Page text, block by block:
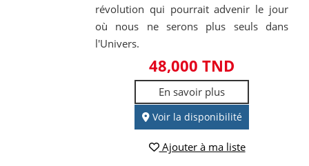
révolution qui pourrait advenir le jour
où nous ne serons plus seuls dans
l'Univers.
48,000 TND
En savoir plus
Voir la disponibilité
Ajouter à ma liste